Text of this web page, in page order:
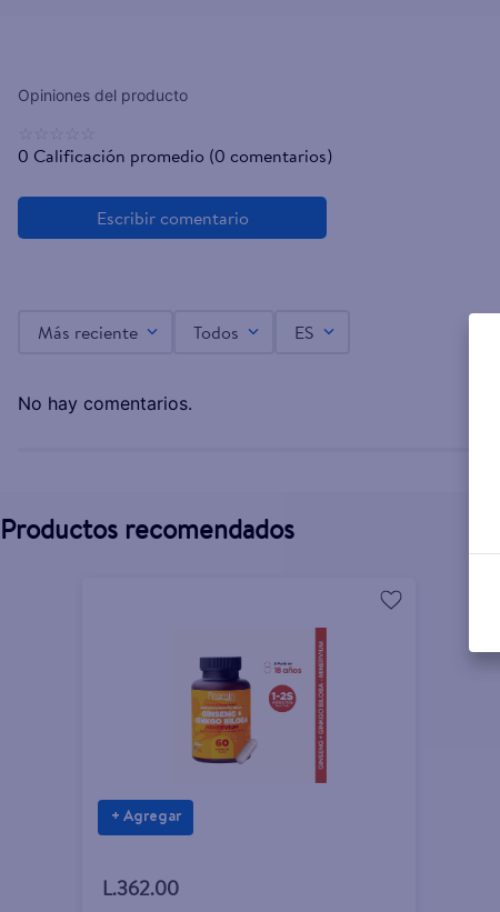
0 Calificación promedio (0 comentarios)
Más reciente Todos ES
No hay comentarios.
Productos recomendados
+ Agregar
L.362.00